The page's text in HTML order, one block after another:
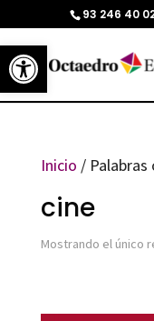
Abrir barra de
93 246 40
Inicio / Palabras
cine
Mostrando el único